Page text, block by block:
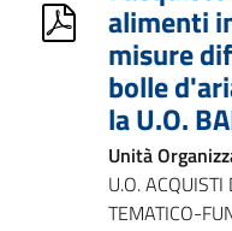
alimenti
misure
bolle
la U.O.
Unità
U.O.
TEMATICO-